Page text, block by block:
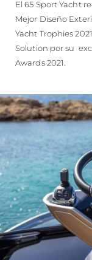
El 65 Sport Yacht
Mejor Diseño
Yacht Trophies
Solution por su
Awards 2021.